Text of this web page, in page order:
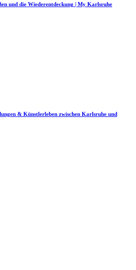
und die Wiederentdeckung | My Karlsruhe
& Künstlerleben zwischen Karlsruhe und